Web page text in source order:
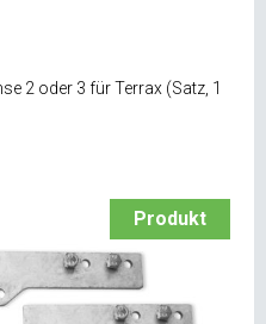
2 oder 3 für Terrax (Satz, 1
Produkt